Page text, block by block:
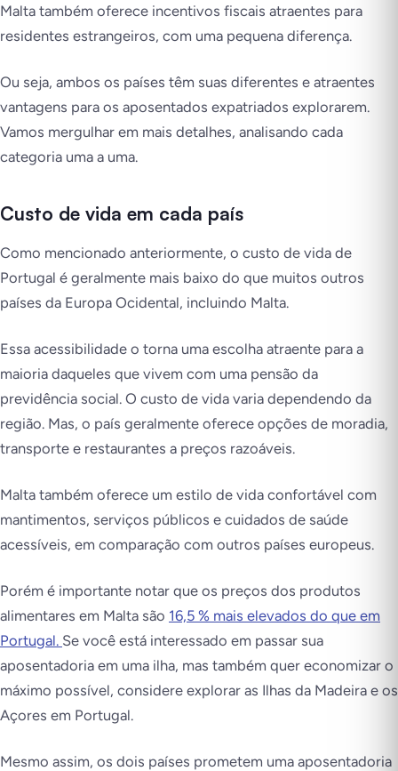
Malta também oferece incentivos fiscais atraentes para
residentes estrangeiros, com uma pequena diferença.
Ou seja, ambos os países têm suas diferentes e atraentes
vantagens para os aposentados expatriados explorarem.
Vamos mergulhar em mais detalhes, analisando cada
categoria uma a uma.
Custo de vida em cada país
Como mencionado anteriormente, o custo de vida de
Portugal é geralmente mais baixo do que muitos outros
países da Europa Ocidental, incluindo Malta.
Essa acessibilidade o torna uma escolha atraente para a
maioria daqueles que vivem com uma pensão da
previdência social. O custo de vida varia dependendo da
região. Mas, o país geralmente oferece opções de moradia,
transporte e restaurantes a preços razoáveis.
Malta também oferece um estilo de vida confortável com
mantimentos, serviços públicos e cuidados de saúde
acessíveis, em comparação com outros países europeus.
Porém é importante notar que os preços dos produtos
alimentares em Malta são 16,5 % mais elevados do que em
Portugal. Se você está interessado em passar sua
aposentadoria em uma ilha, mas também quer economizar o
máximo possível, considere explorar as Ilhas da Madeira e os
Açores em Portugal.
Mesmo assim, os dois países prometem uma aposentadoria